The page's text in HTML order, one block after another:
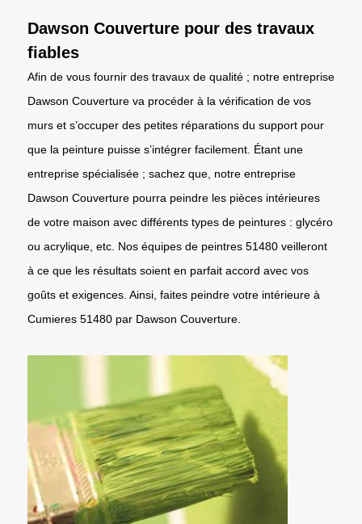
Dawson Couverture pour des travaux
fiables
Afin de vous fournir des travaux de qualité ; notre entreprise
Dawson Couverture va procéder à la vérification de vos
murs et s’occuper des petites réparations du support pour
que la peinture puisse s’intégrer facilement. Étant une
entreprise spécialisée ; sachez que, notre entreprise
Dawson Couverture pourra peindre les pièces intérieures
de votre maison avec différents types de peintures : glycéro
ou acrylique, etc. Nos équipes de peintres 51480 veilleront
à ce que les résultats soient en parfait accord avec vos
goûts et exigences. Ainsi, faites peindre votre intérieure à
Cumieres 51480 par Dawson Couverture.